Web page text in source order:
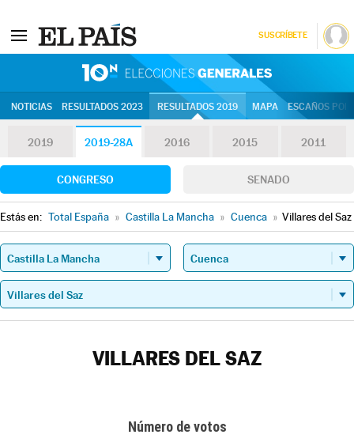
SUSCRÍBETE
NOTICIAS RESULTADOS 2023 RESULTADOS 2019 MAPA ESCAÑOS
2019 2019-28A 2016 2015 2011
CONGRESO SENADO
Estás en: Total España » Castilla La Mancha » Cuenca » Villares del Saz
VILLARES DEL SAZ
Número de votos